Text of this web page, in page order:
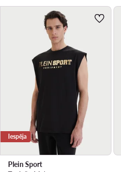
Iespēja
Plein Sport